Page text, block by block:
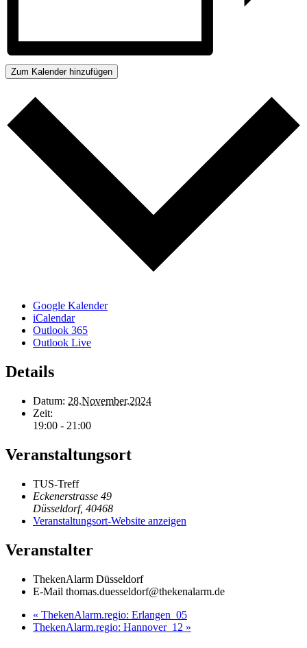
Zum Kalender hinzufügen
Google Kalender
iCalendar
Outlook 365
Outlook Live
Details
Datum: 28.November.2024
Zeit:
19:00 - 21:00
Veranstaltungsort
TUS-Treff
Eckenerstrasse 49
Düsseldorf, 40468
Veranstaltungsort-Website anzeigen
Veranstalter
ThekenAlarm Düsseldorf
E-Mail thomas.duesseldorf@thekenalarm.de
« ThekenAlarm.regio: Erlangen_05
ThekenAlarm.regio: Hannover_12 »